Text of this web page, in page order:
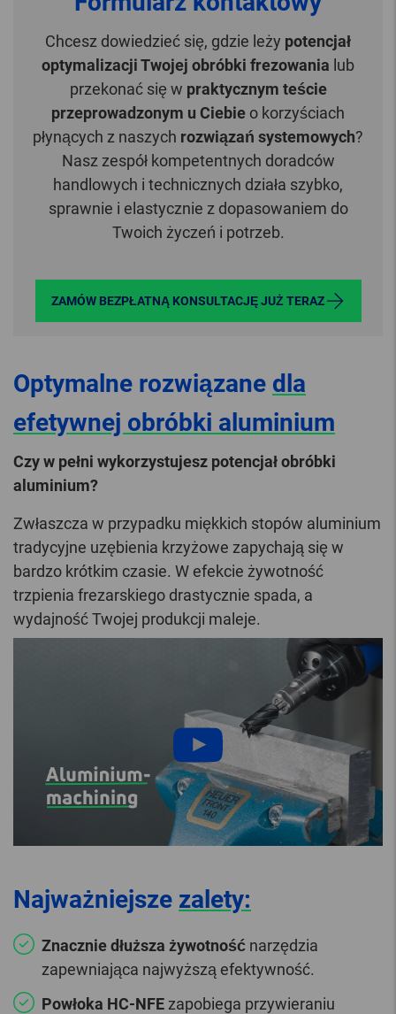
Chcesz dowiedzieć się, gdzie leży potencjał
optymalizacji Twojej obróbki frezowania lub
przekonać się w praktycznym teście
przeprowadzonym u Ciebie o korzyściach
płynących z naszych rozwiązań systemowych?
Nasz zespół kompetentnych doradców
handlowych i technicznych działa szybko,
sprawnie i elastycznie z dopasowaniem do
Twoich życzeń i potrzeb.
ZAMÓW BEZPŁATNĄ KONSULTACJĘ JUŻ TERAZ
Optymalne rozwiązane dla
efetywnej obróbki aluminium
Czy w pełni wykorzystujesz potencjał obróbki
aluminium?
Zwłaszcza w przypadku miękkich stopów aluminium
tradycyjne uzębienia krzyżowe zapychają się w
bardzo krótkim czasie. W efekcie żywotność
trzpienia frezarskiego drastycznie spada, a
wydajność Twojej produkcji maleje.
Najważniejsze zalety:
Znacznie dłuższa żywotność narzędzia
zapewniająca najwyższą efektywność.
Powłoka HC-NFE zapobiega przywieraniu